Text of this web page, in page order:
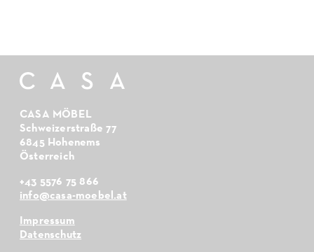
CASA MÖBEL
Schweizerstraße 77
6845 Hohenems
Österreich
+43 5576 75 866
info@casa-moebel.at
Impressum
Datenschutz